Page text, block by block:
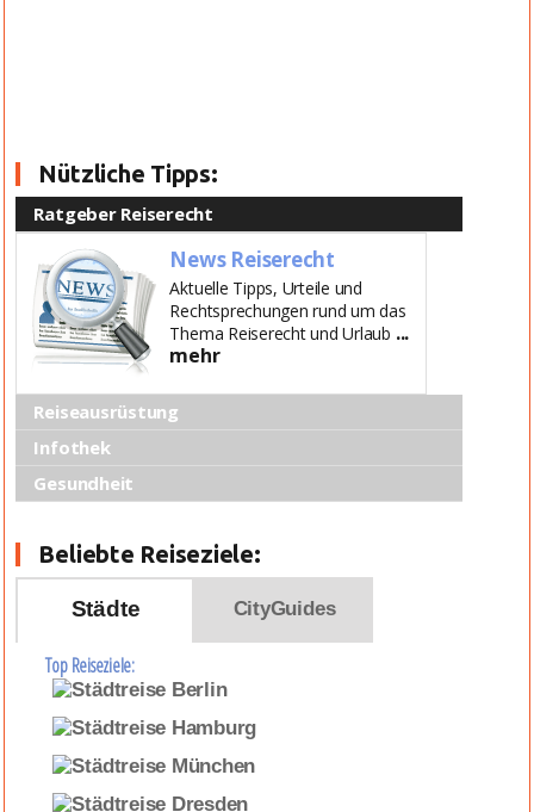
Nützliche Tipps:
Ratgeber Reiserecht
News Reiserecht
Aktuelle Tipps, Urteile und
Rechtsprechungen rund um das
Thema Reiserecht und Urlaub ...
mehr
Reiseausrüstung
Infothek
Gesundheit
Beliebte Reiseziele:
Städte CityGuides
Top Reiseziele: